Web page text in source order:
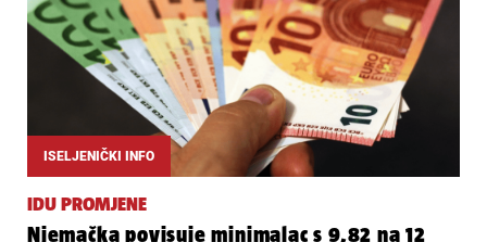
ISELJENIČKI INFO
IDU PROMJENE
Njemačka povisuje minimalac s 9,82 na 12